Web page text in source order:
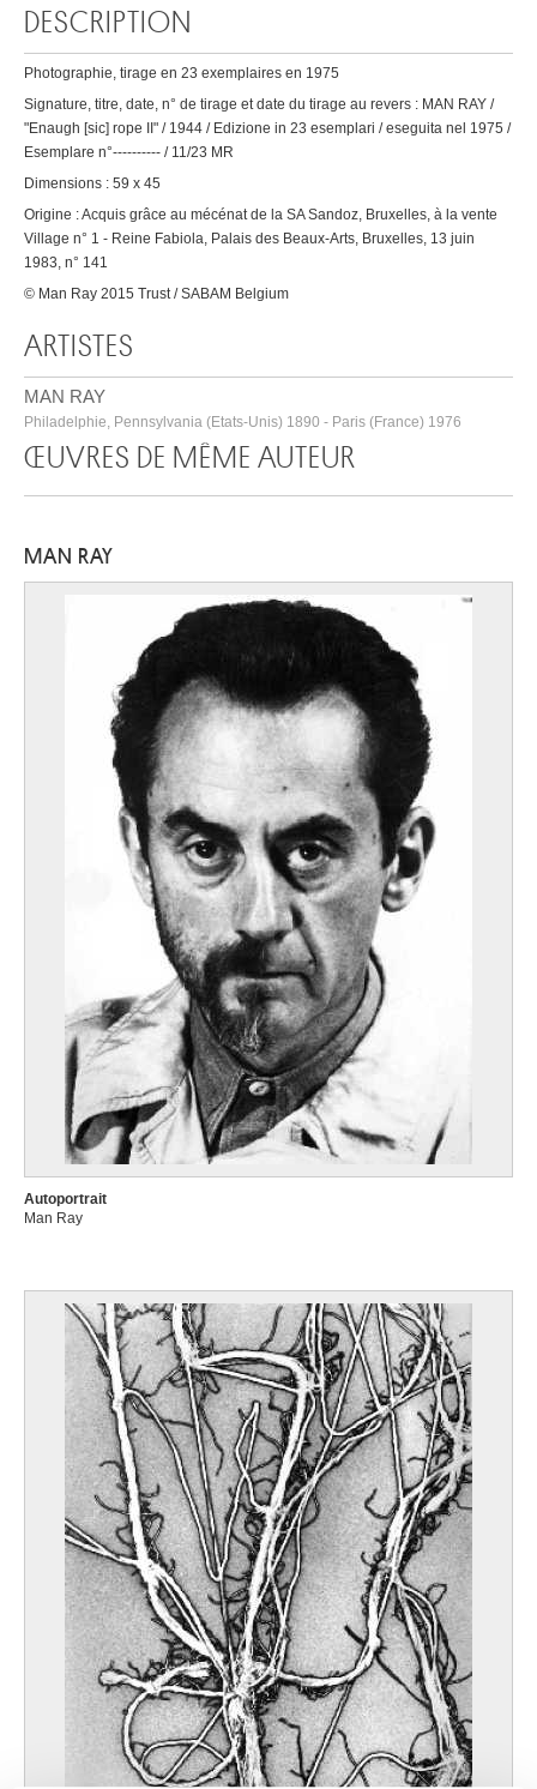
DESCRIPTION
Photographie, tirage en 23 exemplaires en 1975
Signature, titre, date, n° de tirage et date du tirage au revers : MAN RAY /
"Enaugh [sic] rope II" / 1944 / Edizione in 23 esemplari / eseguita nel 1975 /
Esemplare n°---------- / 11/23 MR
Dimensions : 59 x 45
Origine : Acquis grâce au mécénat de la SA Sandoz, Bruxelles, à la vente
Village n° 1 - Reine Fabiola, Palais des Beaux-Arts, Bruxelles, 13 juin
1983, n° 141
© Man Ray 2015 Trust / SABAM Belgium
ARTISTES
MAN RAY
Philadelphie, Pennsylvania (Etats-Unis) 1890 - Paris (France) 1976
ŒUVRES DE MÊME AUTEUR
MAN RAY
Autoportrait
Man Ray